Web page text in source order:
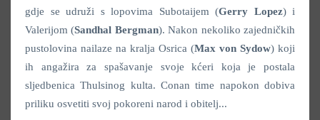
gdje se udruži s lopovima Subotaijem (Gerry Lopez) i
Valerijom (Sandhal Bergman). Nakon nekoliko zajedničkih
pustolovina nailaze na kralja Osrica (Max von Sydow) koji
ih angažira za spašavanje svoje kćeri koja je postala
sljedbenica Thulsinog kulta. Conan time napokon dobiva
priliku osvetiti svoj pokoreni narod i obitelj...